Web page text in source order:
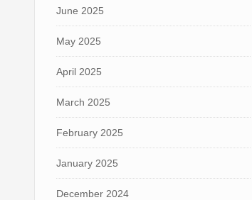
June 2025
May 2025
April 2025
March 2025
February 2025
January 2025
December 2024